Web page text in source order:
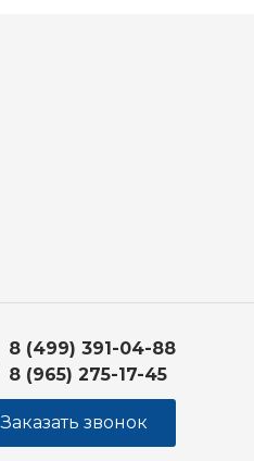
8 (499) 391-04-88
8 (965) 275-17-45
Заказать звонок